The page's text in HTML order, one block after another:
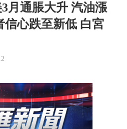
3月通脹大升 汽油漲
信心跌至新低 白宮